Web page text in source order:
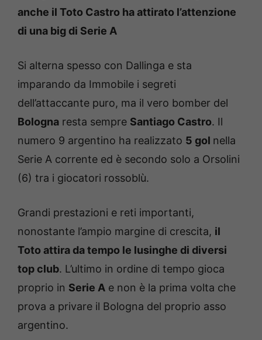
anche il Toto Castro ha attirato l’attenzione
di una big di Serie A
Si alterna spesso con Dallinga e sta
imparando da Immobile i segreti
dell’attaccante puro, ma il vero bomber del
Bologna resta sempre Santiago Castro. Il
numero 9 argentino ha realizzato 5 gol nella
Serie A corrente ed è secondo solo a Orsolini
(6) tra i giocatori rossoblù.
Grandi prestazioni e reti importanti,
nonostante l’ampio margine di crescita, il
Toto attira da tempo le lusinghe di diversi
top club. L’ultimo in ordine di tempo gioca
proprio in Serie A e non è la prima volta che
prova a privare il Bologna del proprio asso
argentino.